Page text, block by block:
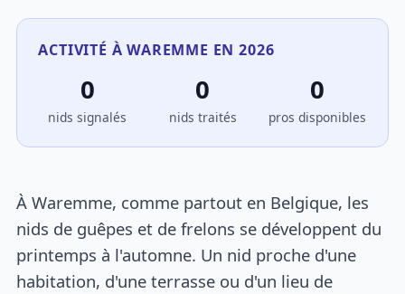
ACTIVITÉ À WAREMME EN 2026
0
nids signalés
0
nids traités
0
pros disponibles
À Waremme, comme partout en Belgique, les
nids de guêpes et de frelons se développent du
printemps à l'automne. Un nid proche d'une
habitation, d'une terrasse ou d'un lieu de